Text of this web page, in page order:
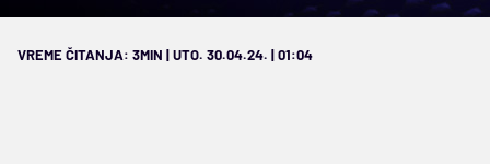
VREME ČITANJA: 3MIN | UTO. 30.04.24. | 01:04